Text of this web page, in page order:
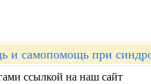
и самопомощь при
ссылкой на наш сайт